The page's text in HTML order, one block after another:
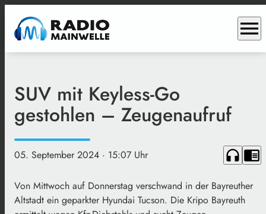
menu
SUV mit Keyless-Go
gestohlen – Zeugenaufruf
05. September 2024 · 15:07 Uhr headphones chrome_reader_mode
Von Mittwoch auf Donnerstag verschwand in der Bayreuther
Altstadt ein geparkter Hyundai Tucson. Die Kripo Bayreuth